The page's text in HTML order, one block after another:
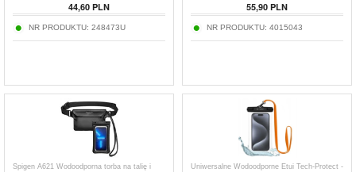
44,60 PLN
NR PRODUKTU: 248473U
55,90 PLN
NR PRODUKTU: 4015043
Spigen A621 Wodoodporna torba na talię i
Uniwersalne Wodoodporne Etui Tech-Protect -